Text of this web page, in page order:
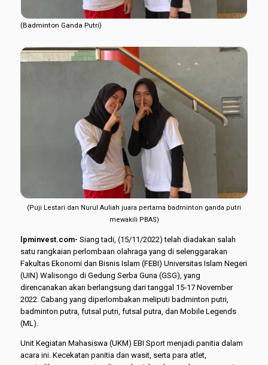
(Badminton Ganda Putri)
(Puji Lestari dan Nurul Auliah juara pertama badminton ganda putri
mewakili PBAS)
pminvest.com- Siang tadi, (15/11/2022) telah diadakan salah
satu rangkaian perlombaan olahraga yang di selenggarakan
Fakultas Ekonomi dan Bisnis Islam (FEBI) Universitas Islam Negeri
(UIN) Walisongo di Gedung Serba Guna (GSG), yang
direncanakan akan berlangsung dari tanggal 15-17 November
2022. Cabang yang diperlombakan meliputi badminton putri,
badminton putra, futsal putri, futsal putra, dan Mobile Legends
(ML).
Unit Kegiatan Mahasiswa (UKM) EBI Sport menjadi panitia dalam
acara ini. Kecekatan panitia dan wasit, serta para atlet,